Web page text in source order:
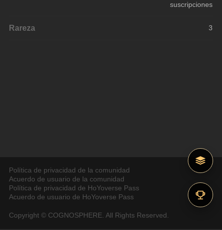
suscripciones
Rareza 3
Política de privacidad de la comunidad
Acuerdo de usuario de la comunidad
Política de privacidad de HoYoverse Pass
Acuerdo de usuario de HoYoverse Pass
Copyright © COGNOSPHERE. All Rights Reserved.